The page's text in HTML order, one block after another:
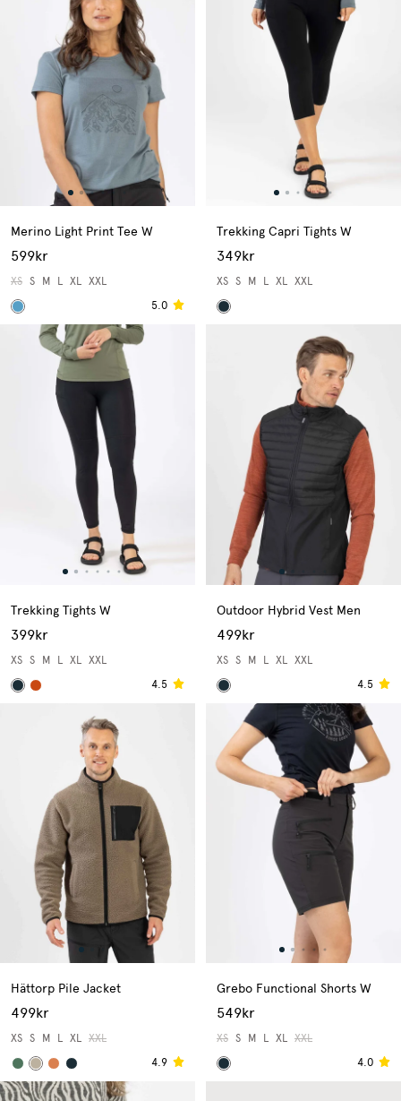
Merino Light Print Tee W
599kr
XS S M L XL XXL
5.0
Trekking Capri Tights W
349kr
XS S M L XL XXL
Trekking Tights W
399kr
XS S M L XL
XXL
4.5
Outdoor Hybrid Vest Men
499kr
XS S M L XL
XXL
4.5
Hättorp Pile Jacket
499kr
XS S M L XL XXL
4.9
Grebo Functional Shorts W
549kr
XS S M L XL XXL
4.0